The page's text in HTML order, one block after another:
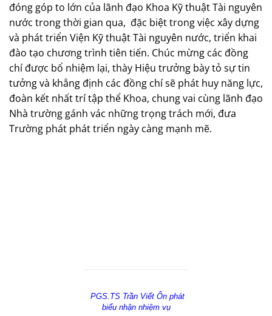
đóng góp to lớn của lãnh đạo Khoa Kỹ thuật Tài nguyên
nước trong thời gian qua, đặc biệt trong việc xây dựng
và phát triển Viện Kỹ thuật Tài nguyên nước, triển khai
đào tạo chương trình tiên tiến. Chúc mừng các đồng
chí được bổ nhiệm lại, thày Hiệu trưởng bày tỏ sự tin
tưởng và khẳng định các đồng chí sẽ phát huy năng lực,
đoàn kết nhất trí tập thể Khoa, chung vai cùng lãnh đạo
Nhà trường gánh vác những trọng trách mới, đưa
Trường phát phát triển ngày càng mạnh mẽ.
PGS.TS Trần Viết Ổn phát
biểu nhận nhiệm vụ